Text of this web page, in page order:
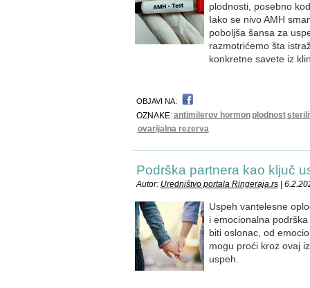
plodnosti, posebno
Iako se nivo AMH
poboljša šansa za
razmotrićemo šta
konkretne savete iz
OBJAVI NA:
OZNAKE:antimilerov hormon plodnost
ovarijalna rezerva
Podrška partnera kao ključ
Autor: Uredništvo portala Ringeraja.rs|
Uspeh vantelesne
i emocionalna
biti oslonac, od
mogu proći kroz ovaj
uspeh.